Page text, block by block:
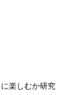
楽しむか研究